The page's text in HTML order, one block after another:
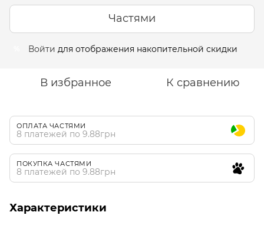
Частями
Войти для отображения накопительной скидки
В избранное К сравнению
ОПЛАТА ЧАСТЯМИ
8 платежей по 9.88грн
ПОКУПКА ЧАСТЯМИ
8 платежей по 9.88грн
Характеристики